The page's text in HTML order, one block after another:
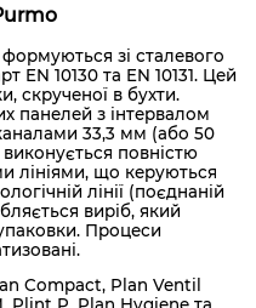
зі сталевого
EN 10130 та EN 10131. Цей
скрученої в бухти.
панелей з інтервалом
33,3 мм (або 50
повністю
лініями, що керуються
лінії (поєднаній
виріб, який
Процеси
Compact, Plan Ventil